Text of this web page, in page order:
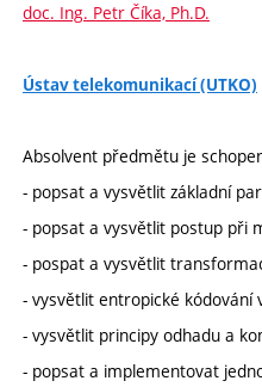
doc. Ing. Petr Číka, Ph.D.
Ústav telekomunikací (UTKO)
Absolvent předmětu je
- popsat a vysvětlit základní
- popsat a vysvětlit postup při
- pospat a vysvětlit
- vysvětlit entropické kódování
- vysvětlit principy odhadu a
- popsat a implementovat